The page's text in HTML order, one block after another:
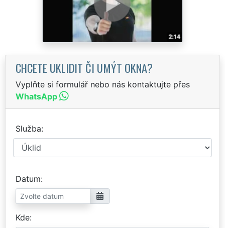
CHCETE UKLIDIT ČI UMÝT OKNA?
Vyplňte si formulář nebo nás kontaktujte přes
WhatsApp
Služba
Datum
Kde